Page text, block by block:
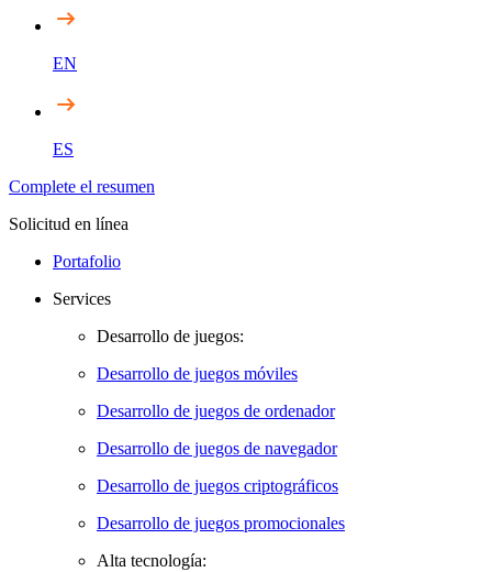
EN
ES
Complete el resumen
Solicitud en línea
Portafolio
Services
Desarrollo de juegos:
Desarrollo de juegos móviles
Desarrollo de juegos de ordenador
Desarrollo de juegos de navegador
Desarrollo de juegos criptográficos
Desarrollo de juegos promocionales
Alta tecnología: